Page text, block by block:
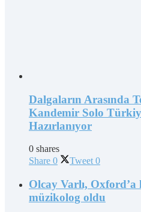
Dalgaların Arasında
Kandemir Solo
Hazırlanıyor
0 shares
Share 0 Tweet 0
Olcay Varlı,
müzikolog oldu